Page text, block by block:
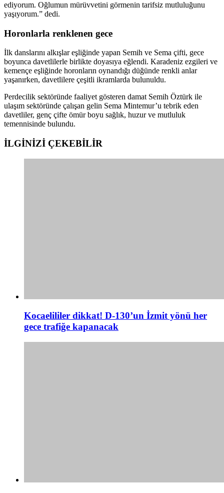
ediyorum. Oğlumun mürüvvetini görmenin tarifsiz mutluluğunu
yaşıyorum.” dedi.
Horonlarla renklenen gece
İlk danslarını alkışlar eşliğinde yapan Semih ve Sema çifti, gece
boyunca davetlilerle birlikte doyasıya eğlendi. Karadeniz ezgileri ve
kemençe eşliğinde horonların oynandığı düğünde renkli anlar
yaşanırken, davetlilere çeşitli ikramlarda bulunuldu.
Perdecilik sektöründe faaliyet gösteren damat Semih Öztürk ile
ulaşım sektöründe çalışan gelin Sema Mintemur’u tebrik eden
davetliler, genç çifte ömür boyu sağlık, huzur ve mutluluk
temennisinde bulundu.
İLGİNİZİ ÇEKEBİLİR
Kocaelililer dikkat! D-130’un İzmit yönü her
gece trafiğe kapanacak